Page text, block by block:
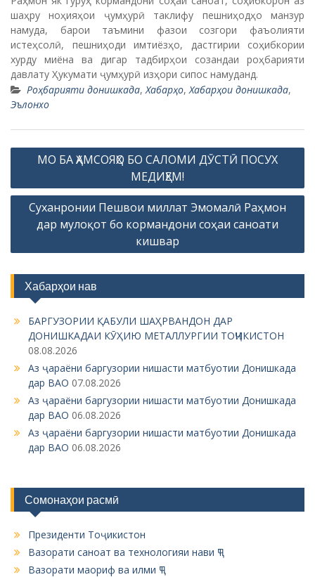
шаҳру ноҳияҳои ҷумҳурӣ таклифу пешниҳодҳо манзур
намуда, барои таъмини фазои созгори фаъолияти
истеҳсолӣ, пешниҳоди имтиёзҳо, дастгирии соҳибкории
хурду миёна ва дигар тадбирҳои созандаи роҳбарияти
давлату Ҳукумати ҷумҳурӣ изҳори сипос намуданд.
Роҳбарияти донишкада,Хабарҳо,Хабарҳои донишкада,
Эълонхо
P
s
a
v
i
g
t
o
МО БА ҲАМСОЯҲО БО САЛОМИ ДӮСТӢ ПОСУХ
МЕДИҲЕМ!
Суханронии Пешвои миллат Эмомалӣ Раҳмон
дар мулоқот бо кормандони соҳаи саноати
кишвар
Хабарҳои нав
БАРГУЗОРИИ ҚАБУЛИ ШАҲРВАНДОН ДАР
ДОНИШКАДАИ КӮҲИЮ МЕТАЛЛУРГИИ ТОҶИКИСТОН
08.08.2026
Аз ҷараёни баргузории нишасти матбуотии Донишкада
дар ВАО 07.08.2026
Аз ҷараёни баргузории нишасти матбуотии Донишкада
дар ВАО 06.08.2026
Аз ҷараёни баргузории нишасти матбуотии Донишкада
дар ВАО 06.08.2026
Сомонаҳои расмӣ
Президенти Тоҷикистон
Вазорати саноат ва технологияи нави ҶТ
Вазорати маориф ва илми ҶТ